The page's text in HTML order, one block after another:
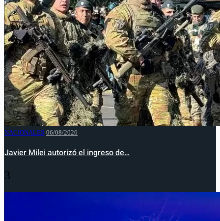
NACIONALES 06/08/2026
Javier Milei autorizó el ingreso de…
3